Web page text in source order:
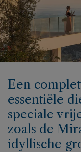
Een
essentiële
speciale
zoals de
idyllische